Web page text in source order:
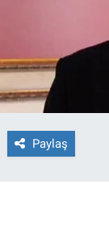
Paylaş
Son
Haber